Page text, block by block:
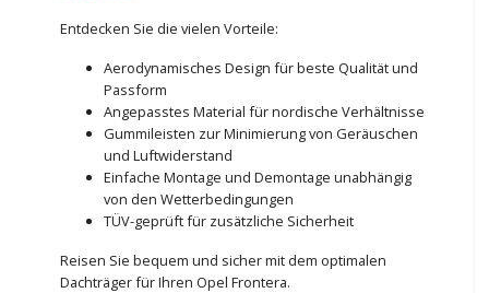
Entdecken Sie die vielen Vorteile:
Aerodynamisches Design für beste Qualität und
Passform
Angepasstes Material für nordische Verhältnisse
Gummileisten zur Minimierung von Geräuschen
und Luftwiderstand
Einfache Montage und Demontage unabhängig
von den Wetterbedingungen
TÜV-geprüft für zusätzliche Sicherheit
Reisen Sie bequem und sicher mit dem optimalen
Dachträger für Ihren Opel Frontera.